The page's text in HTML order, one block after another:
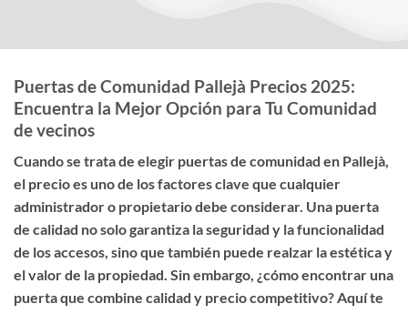
Puertas de Comunidad Pallejà Precios 2025:
Encuentra la Mejor Opción para Tu Comunidad
de vecinos
Cuando se trata de elegir puertas de comunidad en Pallejà,
el precioes uno de los factores clave que cualquier
administrador o propietario debe considerar. Una puerta
de calidad no solo garantiza la seguridad y la funcionalidad
de los accesos, sino que también puede realzar la estética y
el valor de la propiedad. Sin embargo, ¿cómo encontrar una
puerta que combine calidad y precio competitivo? Aquí te